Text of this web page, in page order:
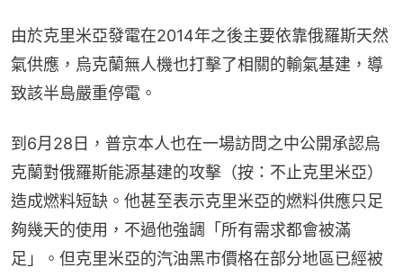
由於克里米亞發電在2014年之後主要依靠俄羅斯天然
氣供應，烏克蘭無人機也打擊了相關的輸氣基建，導
致該半島嚴重停電。
到6月28日，普京本人也在一場訪問之中公開承認烏
克蘭對俄羅斯能源基建的攻擊（按：不止克里米亞）
造成燃料短缺。他甚至表示克里米亞的燃料供應只足
夠幾天的使用，不過他強調「所有需求都會被滿
足」。但克里米亞的汽油黑市價格在部分地區已經被